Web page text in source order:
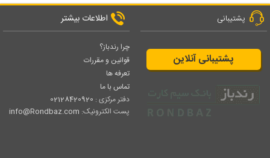
پشتیبانی
پشتیبانی آنلاین
اطلاعات بیشتر
چرا رندباز؟
قوانین و مقررات
تعرفه ها
تماس با ما
دفتر مرکزی : 02128420920
پست الکترونیک: info@Rondbaz.com